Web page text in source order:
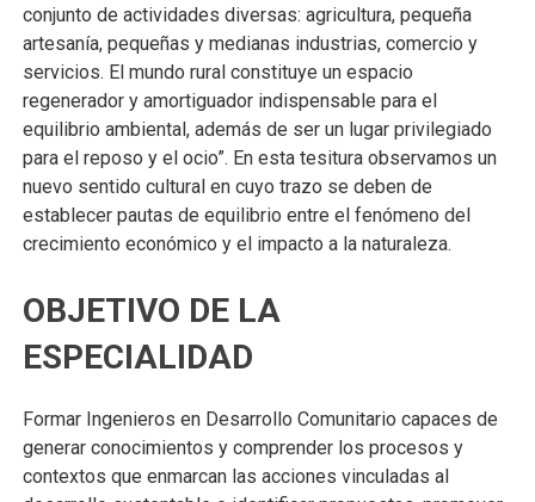
conjunto de actividades diversas: agricultura, pequeña
artesanía, pequeñas y medianas industrias, comercio y
servicios. El mundo rural constituye un espacio
regenerador y amortiguador indispensable para el
equilibrio ambiental, además de ser un lugar privilegiado
para el reposo y el ocio”. En esta tesitura observamos un
nuevo sentido cultural en cuyo trazo se deben de
establecer pautas de equilibrio entre el fenómeno del
crecimiento económico y el impacto a la naturaleza.
OBJETIVO DE LA
ESPECIALIDAD
Formar Ingenieros en Desarrollo Comunitario capaces de
generar conocimientos y comprender los procesos y
contextos que enmarcan las acciones vinculadas al